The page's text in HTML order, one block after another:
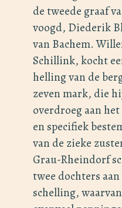
de tweede graaf
voogd, Diederik
van Bachem.
Schillink, kocht
helling van de
zeven mark, die
overdroeg aan
en specifiek
van de zieke
Grau-Rheindorf
twee dochters
schelling,